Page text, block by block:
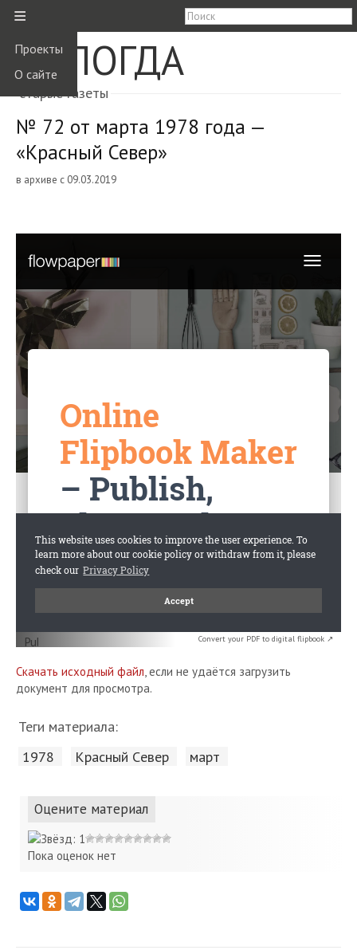
≡
Проекты
О сайте
ВОЛОГДА
старые газеты
№ 72 от марта 1978 года —
«Красный Север»
в архиве с 09.03.2019
Convert your PDF to digital flipbook ↗
Скачать исходный файл, если не удаётся загрузить
документ для просмотра.
Теги материала:
1978 Красный Cевер март
Оцените материал
Пока оценок нет